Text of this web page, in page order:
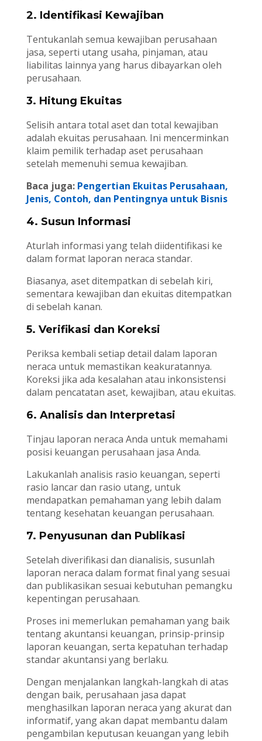
2. Identifikasi Kewajiban
Tentukanlah semua kewajiban perusahaan
jasa, seperti utang usaha, pinjaman, atau
liabilitas lainnya yang harus dibayarkan oleh
perusahaan.
3. Hitung Ekuitas
Selisih antara total aset dan total kewajiban
adalah ekuitas perusahaan. Ini mencerminkan
klaim pemilik terhadap aset perusahaan
setelah memenuhi semua kewajiban.
Baca juga: Pengertian Ekuitas Perusahaan,
Jenis, Contoh, dan Pentingnya untuk Bisnis
4. Susun Informasi
Aturlah informasi yang telah diidentifikasi ke
dalam format laporan neraca standar.
Biasanya, aset ditempatkan di sebelah kiri,
sementara kewajiban dan ekuitas ditempatkan
di sebelah kanan.
5. Verifikasi dan Koreksi
Periksa kembali setiap detail dalam laporan
neraca untuk memastikan keakuratannya.
Koreksi jika ada kesalahan atau inkonsistensi
dalam pencatatan aset, kewajiban, atau ekuitas.
6. Analisis dan Interpretasi
Tinjau laporan neraca Anda untuk memahami
posisi keuangan perusahaan jasa Anda.
Lakukanlah analisis rasio keuangan, seperti
rasio lancar dan rasio utang, untuk
mendapatkan pemahaman yang lebih dalam
tentang kesehatan keuangan perusahaan.
7. Penyusunan dan Publikasi
Setelah diverifikasi dan dianalisis, susunlah
laporan neraca dalam format final yang sesuai
dan publikasikan sesuai kebutuhan pemangku
kepentingan perusahaan.
Proses ini memerlukan pemahaman yang baik
tentang akuntansi keuangan, prinsip-prinsip
laporan keuangan, serta kepatuhan terhadap
standar akuntansi yang berlaku.
Dengan menjalankan langkah-langkah di atas
dengan baik, perusahaan jasa dapat
menghasilkan laporan neraca yang akurat dan
informatif, yang akan dapat membantu dalam
pengambilan keputusan keuangan yang lebih